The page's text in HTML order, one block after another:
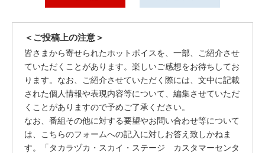
＜ご投稿上の注意＞
皆さまから寄せられたホットボイスを、一部、ご紹介させ
ていただくことがあります。楽しいご感想をお待ちしてお
ります。なお、ご紹介させていただく際には、文中に記載
された個人情報や表現内容等について、編集させていただ
くことがありますので予めご了承ください。
なお、番組その他に対する要望やお問い合わせ等について
は、こちらのフォームへの記入に対しお答え致しかねま
す。「タカラヅカ・スカイ・ステージ カスタマーセンタ